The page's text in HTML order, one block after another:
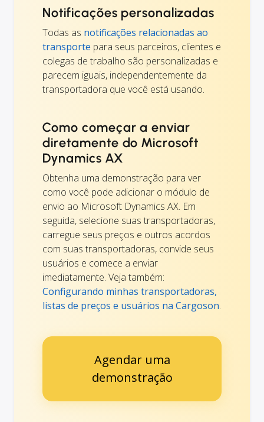
Notificações personalizadas
Todas as notificações relacionadas ao
transporte para seus parceiros, clientes e
colegas de trabalho são personalizadas e
parecem iguais, independentemente da
transportadora que você está usando.
Como começar a enviar
diretamente do Microsoft
Dynamics AX
Obtenha uma demonstração para ver
como você pode adicionar o módulo de
envio ao Microsoft Dynamics AX. Em
seguida, selecione suas transportadoras,
carregue seus preços e outros acordos
com suas transportadoras, convide seus
usuários e comece a enviar
imediatamente. Veja também:
Configurando minhas transportadoras,
listas de preços e usuários na Cargoson.
Agendar uma
demonstração